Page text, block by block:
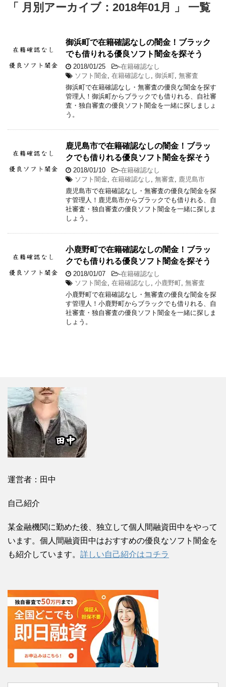
「 月別アーカイブ：2018年01月 」 一覧
御浜町で在籍確認なしの闇金！ブラック
でも借りれる優良ソフト闇金を探そう
2018/01/25 -在籍確認なし
ソフト闇金 在籍確認なし 御浜町 無審査
御浜町で在籍確認なし・無審査の優良な闇金を探す
管理人！御浜町からブラックでも借りれる、自社審
査・独自審査の優良ソフト闇金を一緒に探しましょ
う。
鹿児島市で在籍確認なしの闇金！ブラッ
クでも借りれる優良ソフト闇金を探そう
2018/01/10 -在籍確認なし
ソフト闇金 在籍確認なし 無審査
鹿児島市
鹿児島市で在籍確認なし・無審査の優良な闇金を探
す管理人！鹿児島市からブラックでも借りれる、自
社審査・独自審査の優良ソフト闇金を一緒に探しま
しょう。
小鹿野町で在籍確認なしの闇金！ブラッ
クでも借りれる優良ソフト闇金を探そう
2018/01/07 -在籍確認なし
ソフト闇金 在籍確認なし 小鹿野町 無審査
小鹿野町で在籍確認なし・無審査の優良な闇金を探
す管理人！小鹿野町からブラックでも借りれる、自
社審査・独自審査の優良ソフト闇金を一緒に探しま
しょう。
運営者：田中
自己紹介
某金融機関に勤めた後、独立して個人間融資田中をやって
います。個人間融資田中はおすすめの優良なソフト闇金を
も紹介しています。 詳しい自己紹介はコチラ